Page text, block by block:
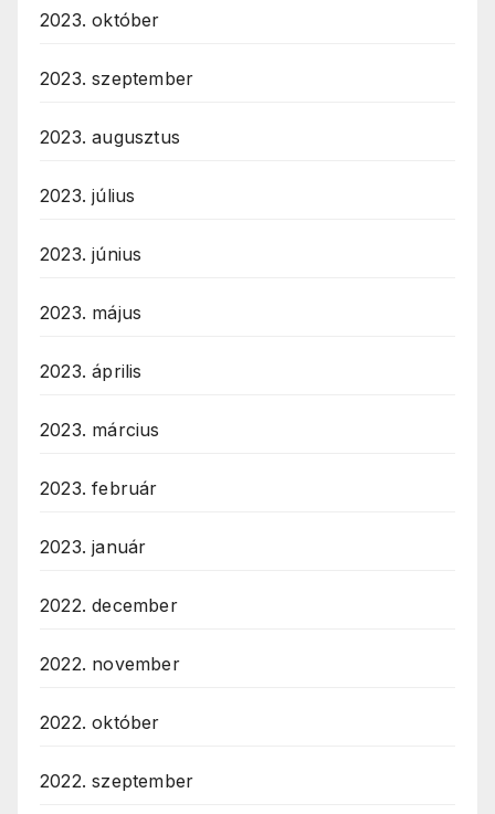
2023. október
2023. szeptember
2023. augusztus
2023. július
2023. június
2023. május
2023. április
2023. március
2023. február
2023. január
2022. december
2022. november
2022. október
2022. szeptember